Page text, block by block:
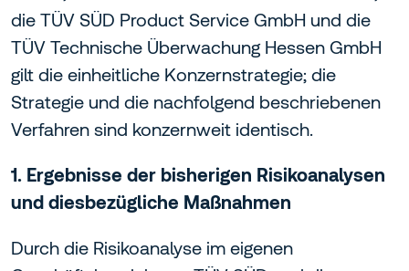
die TÜV SÜD Product Service GmbH und die
TÜV Technische Überwachung Hessen GmbH
gilt die einheitliche Konzernstrategie; die
Strategie und die nachfolgend beschriebenen
Verfahren sind konzernweit identisch.
1. Ergebnisse der bisherigen Risikoanalysen
und diesbezügliche Maßnahmen
Durch die Risikoanalyse im eigenen